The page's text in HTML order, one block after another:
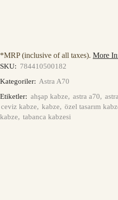
*MRP (inclusive of all taxes). More
SKU: 784410500182
Kategoriler: Astra A70
Etiketler: ahşap kabze, astra a70,
ceviz kabze, kabze, özel tasarım
kabze, tabanca kabzesi